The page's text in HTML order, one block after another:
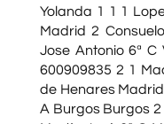
Yolanda 1 1 1
Madrid 2
Jose Antonio 6ª
600909835 2 1
de Henares
A Burgos Burgos